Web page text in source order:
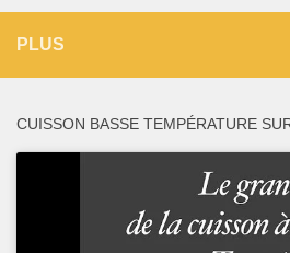
PLUS
CUISSON BASSE TEMPÉRATURE